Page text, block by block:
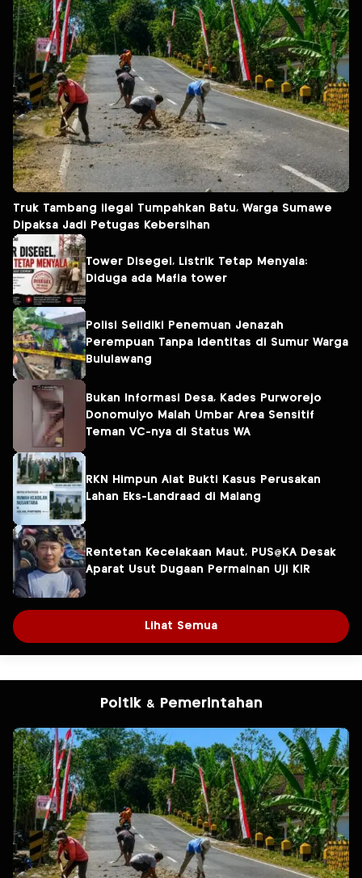
Truk Tambang ilegal Tumpahkan Batu, Warga Sumawe
Dipaksa Jadi Petugas Kebersihan
Tower Disegel, Listrik Tetap Menyala:
Diduga ada Mafia tower
Polisi Selidiki Penemuan Jenazah
Perempuan Tanpa Identitas di Sumur Warga
Bululawang
Bukan Informasi Desa, Kades Purworejo
Donomulyo Malah Umbar Area Sensitif
Teman VC-nya di Status WA
RKN Himpun Alat Bukti Kasus Perusakan
Lahan Eks-Landraad di Malang
Rentetan Kecelakaan Maut, PUS@KA Desak
Aparat Usut Dugaan Permainan Uji KIR
Lihat Semua
Poltik & Pemerintahan